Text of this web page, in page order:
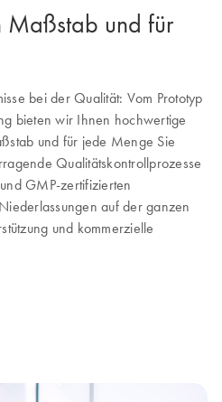
Maßstab und für
bei der Qualität: Vom Prototyp
bieten wir Ihnen hochwertige
und für jede Menge Sie
Qualitätskontrollprozesse
GMP-zertifizierten
auf der ganzen
und kommerzielle